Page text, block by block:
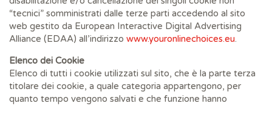
“tecnici” somministrati dalle terze parti accedendo al sito
web gestito da European Interactive Digital Advertising
Alliance (EDAA) all’indirizzo www.youronlinechoices.eu.
Elenco dei Cookie
Elenco di tutti i cookie utilizzati sul sito, che è la parte terza
titolare dei cookie, a quale categoria appartengono, per
quanto tempo vengono salvati e che funzione hanno